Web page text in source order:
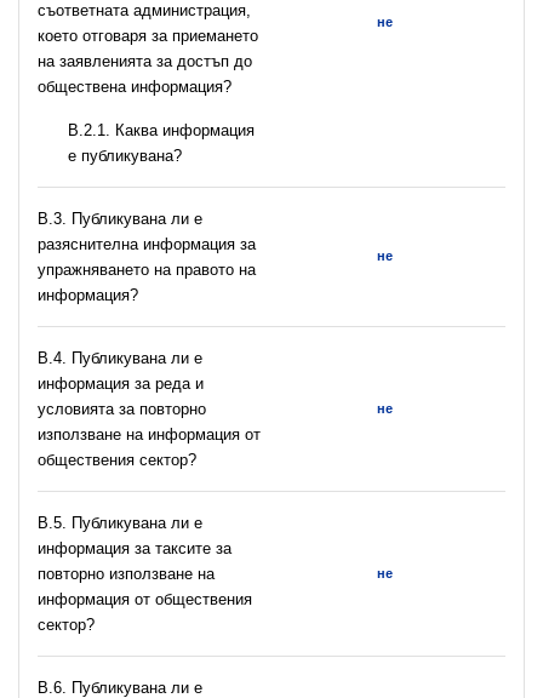
съответната администрация,
което отговаря за приемането
на заявленията за достъп до
обществена информация?
не
B.2.1. Каква информация
е публикувана?
В.3. Публикувана ли е
разяснителна информация за
упражняването на правото на
информация?
не
В.4. Публикувана ли е
информация за реда и
условията за повторно
използване на информация от
обществения сектор?
не
В.5. Публикувана ли е
информация за таксите за
повторно използване на
информация от обществения
сектор?
не
В.6. Публикувана ли е